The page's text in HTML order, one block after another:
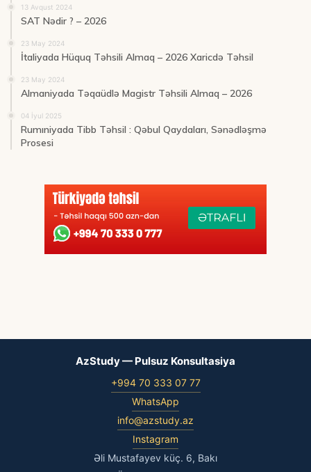
13 Avqust 2024
SAT Nədir ? – 2026
23 May 2024
İtaliyada Hüquq Təhsili Almaq – 2026 Xaricdə Təhsil
23 May 2024
Almaniyada Təqaüdlə Magistr Təhsili Almaq – 2026
04 İyul 2025
Rumıniyada Tibb Təhsil : Qəbul Qaydaları, Sənədləşmə
Prosesi
AzStudy — Pulsuz Konsultasiya
+994 70 333 07 77
WhatsApp
info@azstudy.az
Instagram
Əli Mustafayev küç. 6, Bakı